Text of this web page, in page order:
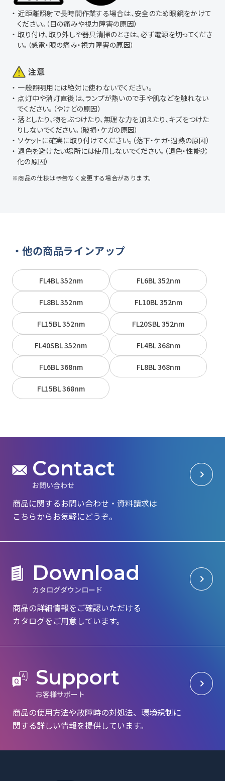
近距離照射で長時間作業する場合は、安全のため眼鏡をかけて
ください。（目の痛みや視力障害の原因）
取り付け、取り外しや器具清掃のときは、必ず電源を切ってくださ
い。（感電・眼の痛み・視力障害の原因）
注意
一般照明用には絶対に使わないでください。
点灯中や消灯直後は、ランプが熱いので手や肌などを触れない
でください。（やけどの原因）
落としたり、物をぶつけたり、無理な力を加えたり、キズをつけた
りしないでください。（破損・ケガの原因）
ソケットに確実に取り付けてください。（落下・ケガ・過熱の原因）
退色を避けたい場所には使用しないでください。（退色・性能劣
化の原因）
※商品の仕様は予告なく変更する場合があります。
他の商品ラインアップ
FL4BL 352nm FL6BL 352nm
FL8BL 352nm FL10BL 352nm
FL15BL 352nm FL20SBL 352nm
FL40SBL 352nm FL4BL 368nm
FL6BL 368nm FL8BL 368nm
FL15BL 368nm
Contact
お問い合わせ
商品に関するお問い合わせ・資料請求は
こちらからお気軽にどうぞ。
Download
カタログダウンロー ド
商品の詳細情報をご確認いただける
カタログを ご用意しています。
Support
お客様サポー ト
商品の使用方法や故障時の対処法、環境規制に
関する詳しい情報を提供しています。